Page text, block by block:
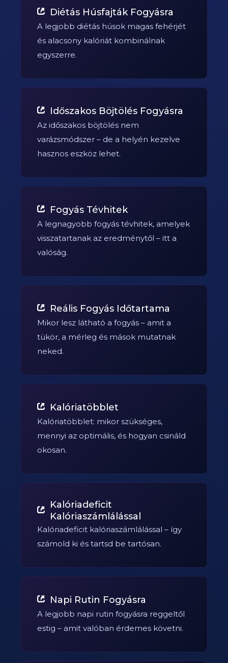
Diétás Húsfajták Fogyásra
A legjobb diétás húsok magas fehérjét
és alacsony kalóriát kombinálnak
egyszerre.
Időszakos Böjtölés Fogyásra
Az időszakos böjtölés nem
varázsmódszer – de a helyén kezelve
hasznos eszköz lehet.
Fogyás Tévhitek
A legnagyobb fogyás tévhitek, amelyek
visszatartanak az eredménytől – itt a
valóság.
Reális Fogyás Időtartama
Mikor lesz látható a fogyás – amit a
tükör, a mérleg és mások mutatnak
neked.
Kalóriatöbblet
Kalóriatöbblet: mikor szükséges,
mennyi az optimális, és hogyan csináld
okosan.
Kalóriadeficit
Kalóriaszámlálással
Kalóriadeficit kalóriaszámlálással – így
számold ki és tartsd be tartósan.
Napi Rutin Fogyásra
A legjobb napi rutin fogyásra reggeltől
estig – amit valóban érdemes követni.